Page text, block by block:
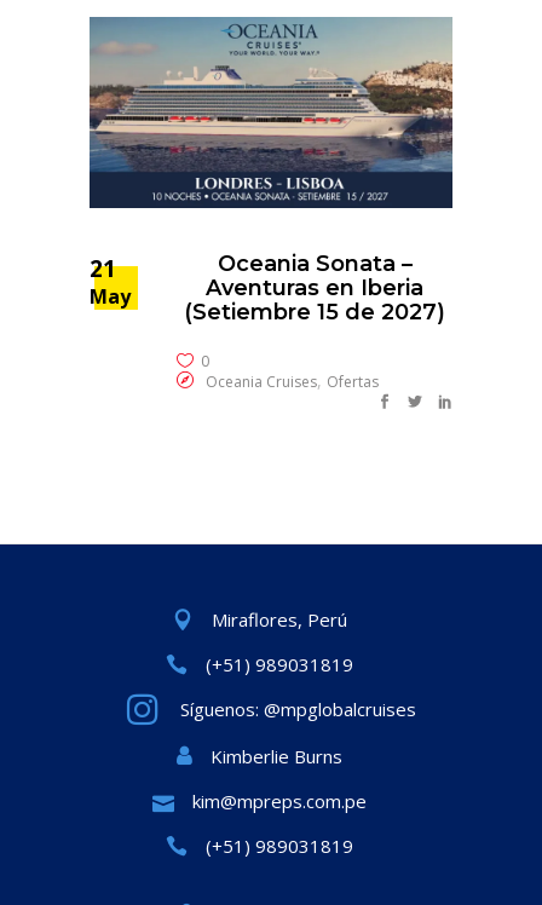
21
May
Oceania Sonata –
Aventuras en Iberia
(Setiembre 15 de 2027)
0
Oceania Cruises, Ofertas
Miraflores, Perú
(+51) 989031819
Síguenos: @mpglobalcruises
Kimberlie Burns
kim@mpreps.com.pe
(+51) 989031819